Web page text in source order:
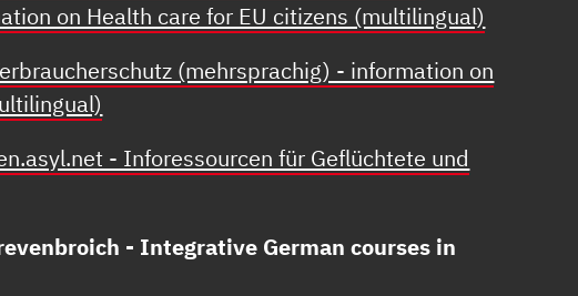
on Health care for EU citizens (multilingual)
(mehrsprachig) - information on
- Inforessourcen für Geflüchtete und
- Integrative German courses in